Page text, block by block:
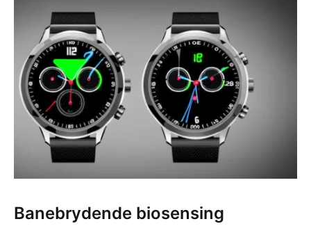
Banebrydende biosensing